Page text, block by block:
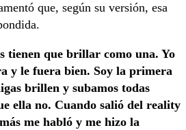
que, según su versión, esa
tienen que brillar como una. Yo
y le fuera bien. Soy la primera
brillen y subamos todas
ella no. Cuando salió del reality
me habló y me hizo la